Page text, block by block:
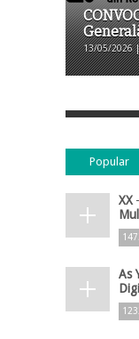
13/05/2026
Popular
XX
As